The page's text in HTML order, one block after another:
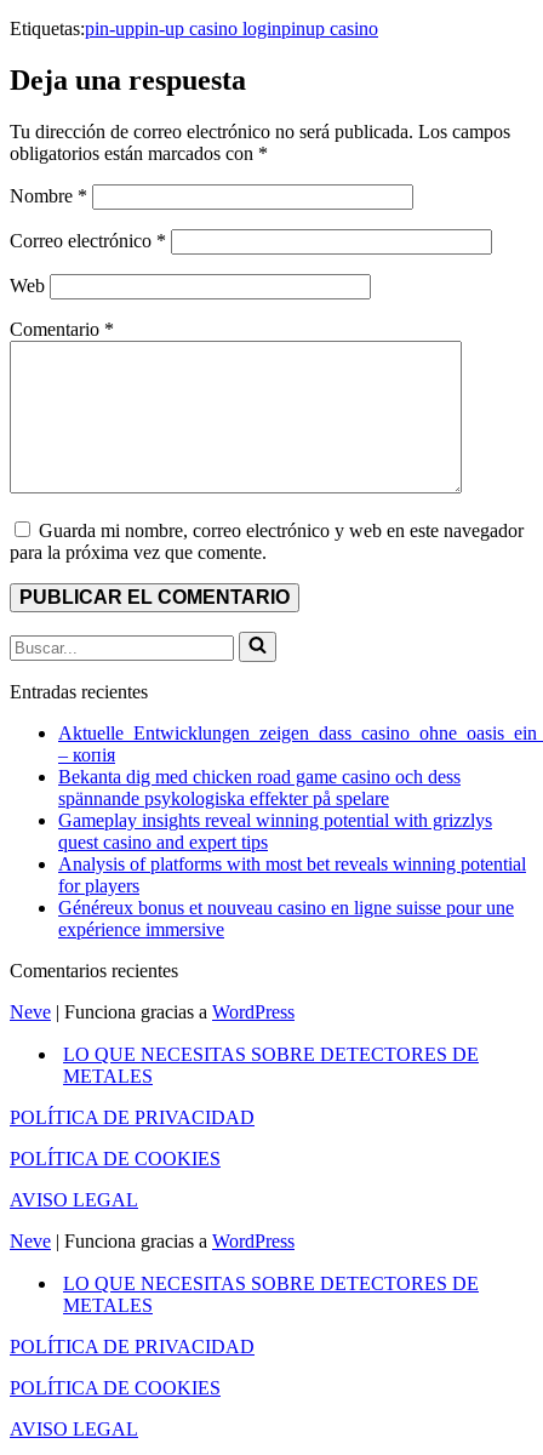
Etiquetas:pin-uppin-up casino loginpinup casino
Deja una respuesta
Tu dirección de correo electrónico no será publicada. Los campos
obligatorios están marcados con *
Nombre *
Correo electrónico *
Web
Comentario *
Guarda mi nombre, correo electrónico y web en este navegador
para la próxima vez que comente.
Buscar...
Entradas recientes
– копія
Bekanta dig med chicken road game casino och dess
spännande psykologiska effekter på spelare
Gameplay insights reveal winning potential with grizzlys
quest casino and expert tips
Analysis of platforms with most bet reveals winning potential
for players
Généreux bonus et nouveau casino en ligne suisse pour une
expérience immersive
Comentarios recientes
Neve | Funciona gracias a WordPress
LO QUE NECESITAS SOBRE DETECTORES DE
METALES
POLÍTICA DE PRIVACIDAD
POLÍTICA DE COOKIES
AVISO LEGAL
Neve | Funciona gracias a WordPress
LO QUE NECESITAS SOBRE DETECTORES DE
METALES
POLÍTICA DE PRIVACIDAD
POLÍTICA DE COOKIES
AVISO LEGAL